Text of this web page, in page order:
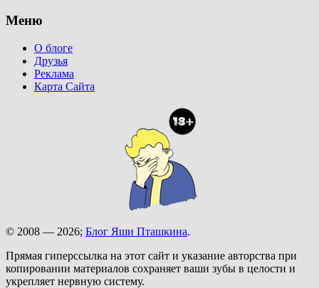
Меню
О блоге
Друзья
Реклама
Карта Сайта
© 2008 — 2026; Блог Яши Пташкина.
Прямая гиперссылка на этот сайт и указание авторства при
копировании материалов сохраняет ваши зубы в целости и
укрепляет нервную систему.